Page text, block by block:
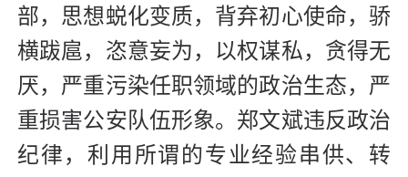
部，思想蜕化变质，背弃初心使命，骄
横跋扈，恣意妄为，以权谋私，贪得无
厌，严重污染任职领域的政治生态，严
重损害公安队伍形象。郑文斌违反政治
纪律，利用所谓的专业经验串供、转